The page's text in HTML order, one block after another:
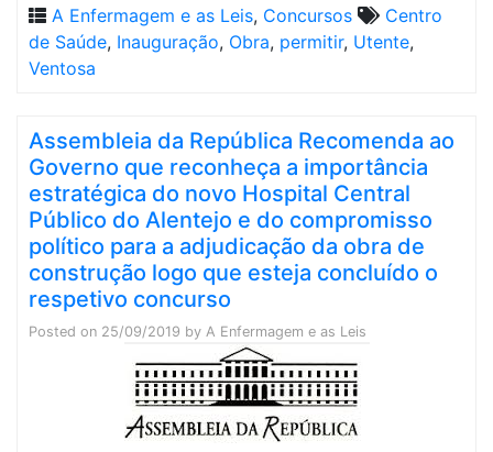
A Enfermagem e as Leis, Concursos
Centro
de Saúde, Inauguração, Obra, permitir, Utente,
Ventosa
Assembleia da República Recomenda ao
Governo que reconheça a importância
estratégica do novo Hospital Central
Público do Alentejo e do compromisso
político para a adjudicação da obra de
construção logo que esteja concluído o
respetivo concurso
Posted on 25/09/2019 by A Enfermagem e as Leis